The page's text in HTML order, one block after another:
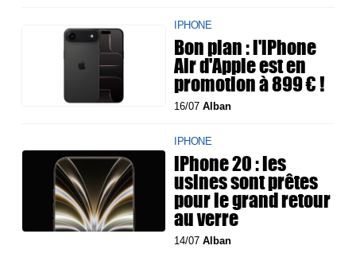
IPHONE
Bon plan : l'iPhone
Air d'Apple est en
promotion à 899 € !
16/07Alban
IPHONE
iPhone 20 : les
usines sont prêtes
pour le grand retour
au verre
14/07Alban